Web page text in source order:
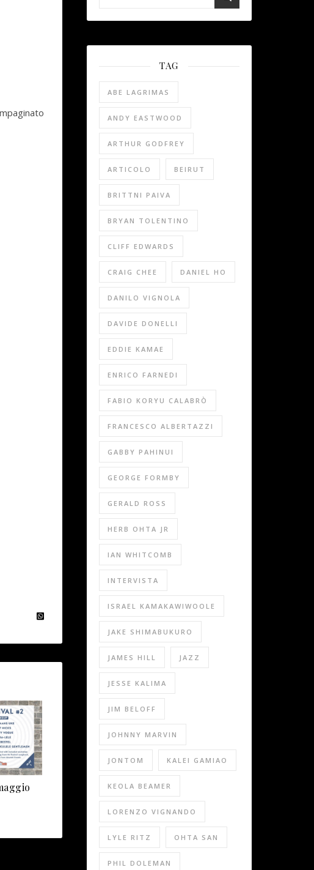
TAG
ABE LAGRIMAS
ANDY EASTWOOD
ARTHUR GODFREY
ARTICOLO BEIRUT
BRITTNI PAIVA
BRYAN TOLENTINO
CLIFF EDWARDS
CRAIG CHEE DANIEL HO
DANILO VIGNOLA
DAVIDE DONELLI
EDDIE KAMAE
ENRICO FARNEDI
FABIO KORYU CALABRÒ
FRANCESCO ALBERTAZZI
GABBY PAHINUI
GEORGE FORMBY
GERALD ROSS
HERB OHTA JR
IAN WHITCOMB
INTERVISTA
ISRAEL KAMAKAWIWOOLE
JAKE SHIMABUKURO
JAMES HILL JAZZ
JESSE KALIMA
JIM BELOFF
JOHNNY MARVIN
JONTOM KALEI GAMIAO
KEOLA BEAMER
LORENZO VIGNANDO
LYLE RITZ OHTA SAN
PHIL DOLEMAN